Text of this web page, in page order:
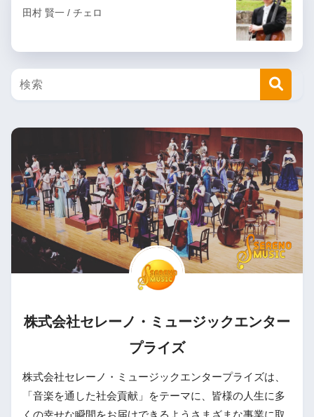
田村 賢一 / チェロ
株式会社セレーノ・ミュージックエンター
プライズ
株式会社セレーノ・ミュージックエンタープライズは、
「音楽を通した社会貢献」をテーマに、皆様の人生に多
くの幸せな瞬間をお届けできるようさまざまな事業に取